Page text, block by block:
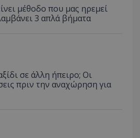
μέθοδο που μας ηρεμεί
3 απλά βήματα
σε άλλη ήπειρο; Οι
πριν την αναχώρηση για
.tothemaonline.com
μήνας